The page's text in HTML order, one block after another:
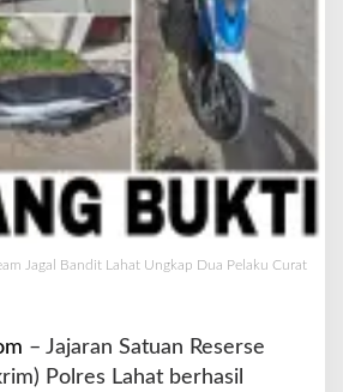
Jagal Bandit Lahat Ungkap Dua Pelaku Curat
– Jajaran Satuan Reserse
Polres Lahat berhasil